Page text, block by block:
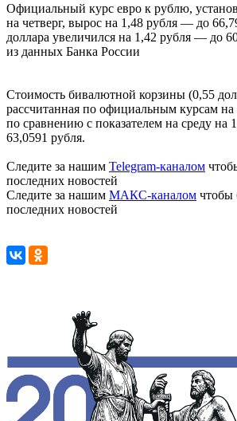
Официальный курс евро к рублю,
на четверг, вырос на 1,48 рубля — до
доллара увеличился на 1,42 рубля — до
из данных Банка России
Стоимость бивалютной корзины (0,55
рассчитанная по официальным курсам на
по сравнению с показателем на среду на
63,0591 рубля.
Следите за нашим Telegram-каналом
последних новостей
Следите за нашим МАКС-каналом чтобы
последних новостей